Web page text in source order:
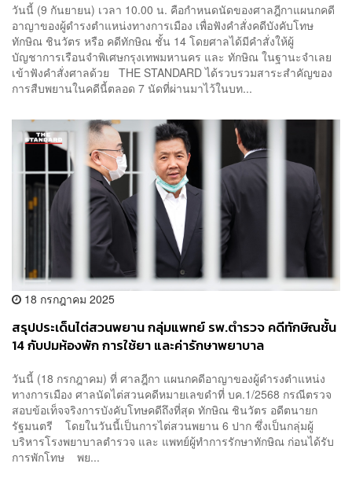
วันนี้ (9 กันยายน) เวลา 10.00 น. คือกำหนดนัดของศาลฎีกาแผนกคดี
อาญาของผู้ดำรงตำแหน่งทางการเมือง เพื่อฟังคำสั่งคดีบังคับโทษ
ทักษิณ ชินวัตร หรือ คดีทักษิณ ชั้น 14 โดยศาลได้มีคำสั่งให้ผู้
บัญชาการเรือนจำพิเศษกรุงเทพมหานคร และ ทักษิณ ในฐานะจำเลย
เข้าฟังคำสั่งศาลด้วย THE STANDARD ได้รวบรวมสาระสำคัญของ
การสืบพยานในคดีนี้ตลอด 7 นัดที่ผ่านมาไว้ในบท...
18 กรกฎาคม 2025
สรุปประเด็นไต่สวนพยาน กลุ่มแพทย์ รพ.ตำรวจ คดีทักษิณชั้น
14 กับปมห้องพัก การใช้ยา และค่ารักษาพยาบาล
วันนี้ (18 กรกฎาคม) ที่ ศาลฎีกา แผนกคดีอาญาของผู้ดำรงตำแหน่ง
ทางการเมือง ศาลนัดไต่สวนคดีหมายเลขดำที่ บค.1/2568 กรณีตรวจ
สอบข้อเท็จจริงการบังคับโทษคดีถึงที่สุด ทักษิณ ชินวัตร อดีตนายก
รัฐมนตรี โดยในวันนี้เป็นการไต่สวนพยาน 6 ปาก ซึ่งเป็นกลุ่มผู้
บริหารโรงพยาบาลตำรวจ และ แพทย์ผู้ทำการรักษาทักษิณ ก่อนได้รับ
การพักโทษ พย...